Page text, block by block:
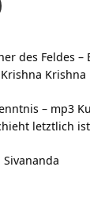
des Feldes –
– mp3
letztlich